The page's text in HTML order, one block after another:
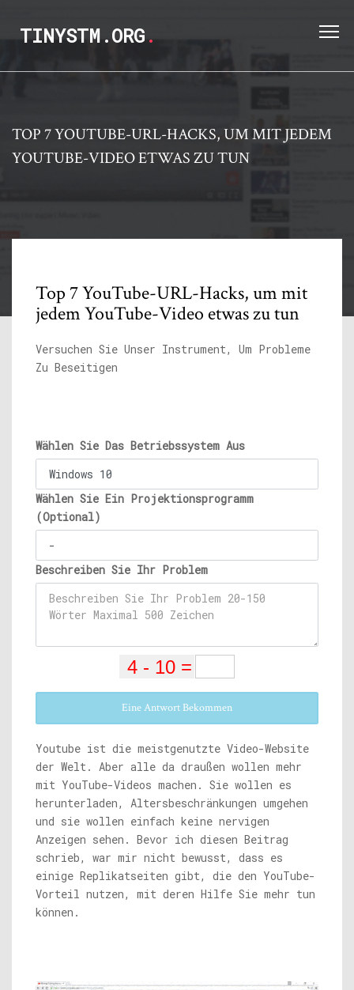
TINYSTM.ORG.
TOP 7 YOUTUBE-URL-HACKS, UM MIT JEDEM
YOUTUBE-VIDEO ETWAS ZU TUN
Top 7 YouTube-URL-Hacks, um mit
jedem YouTube-Video etwas zu tun
Versuchen Sie Unser Instrument, Um Probleme
Zu Beseitigen
Wählen Sie Das Betriebssystem Aus
Wählen Sie Ein Projektionsprogramm
(Optional)
Beschreiben Sie Ihr Problem
Eine Antwort Bekommen
Youtube ist die meistgenutzte Video-Website
der Welt. Aber alle da draußen wollen mehr
mit YouTube-Videos machen. Sie wollen es
herunterladen, Altersbeschränkungen umgehen
und sie wollen einfach keine nervigen
Anzeigen sehen. Bevor ich diesen Beitrag
schrieb, war mir nicht bewusst, dass es
einige Replikatseiten gibt, die den YouTube-
Vorteil nutzen, mit deren Hilfe Sie mehr tun
können.